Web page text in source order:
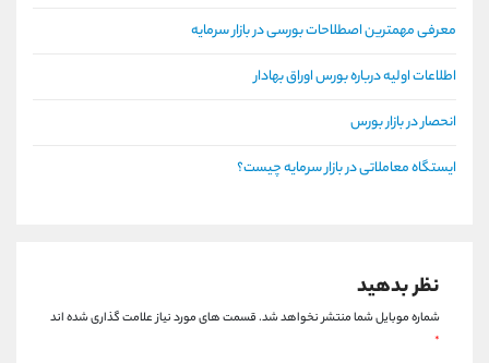
معرفی مهمترین اصطلاحات بورسی در بازار سرمایه
اطلاعات اولیه درباره بورس اوراق بهادار
انحصار در بازار بورس
ایستگاه معاملاتی در بازار سرمایه چیست؟
نظر بدهید
شماره موبایل شما منتشر نخواهد شد.قسمت های مورد نیاز علامت گذاری شده اند
*